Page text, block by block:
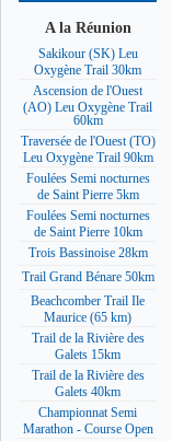
A la Réunion
Sakikour (SK) Leu
Oxygène Trail 30km
Ascension de l'Ouest
(AO) Leu Oxygène Trail
60km
Traversée de l'Ouest (TO)
Leu Oxygène Trail 90km
Foulées Semi nocturnes
de Saint Pierre 5km
Foulées Semi nocturnes
de Saint Pierre 10km
Trois Bassinoise 28km
Trail Grand Bénare 50km
Beachcomber Trail Ile
Maurice (65 km)
Trail de la Rivière des
Galets 15km
Trail de la Rivière des
Galets 40km
Championnat Semi
Marathon - Course Open